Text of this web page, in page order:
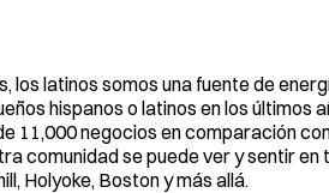
los latinos somos una fuente de
hispanos o latinos en los últimos
11,000 negocios en comparación
comunidad se puede ver y sentir
Holyoke, Boston y más allá.